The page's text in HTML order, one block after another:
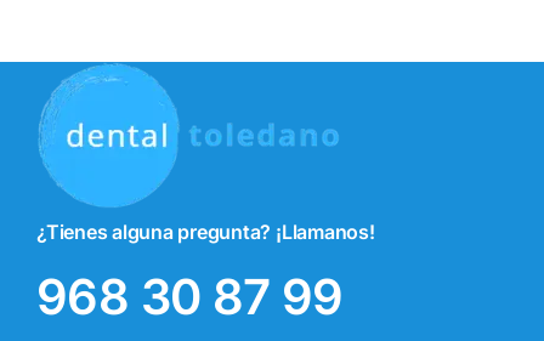
¿Tienes alguna pregunta? ¡Llamanos!
968 30 87 99